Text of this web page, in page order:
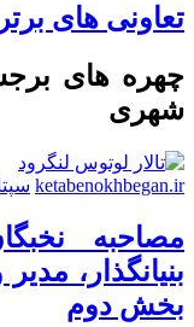
تعاونی های
چهره های
شهری
ketabenokhbegan.ir
مصاحبه
بنیانگذار،
بخش دوم